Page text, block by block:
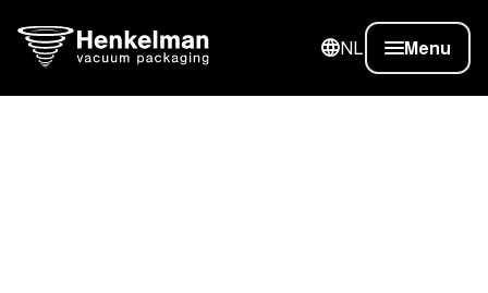
NL Menu